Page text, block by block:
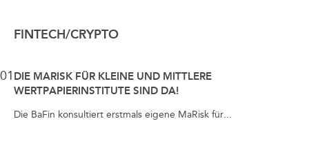
FINTECH/CRYPTO
01 DIE MARISK FÜR KLEINE UND MITTLERE
WERTPAPIERINSTITUTE SIND DA!
Die BaFin konsultiert erstmals eigene MaRisk für...